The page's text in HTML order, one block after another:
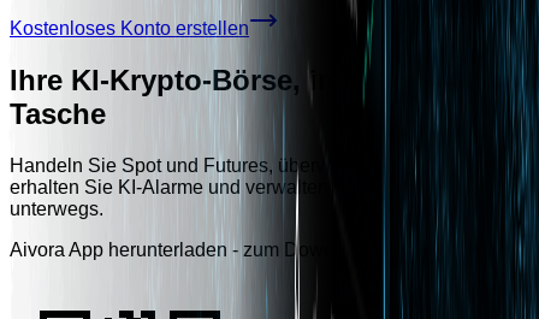
Kostenloses Konto erstellen
Ihre KI-Krypto-Börse, immer in Ihrer
Tasche
Handeln Sie Spot und Futures, überwachen Sie Positionen,
erhalten Sie KI-Alarme und verwalten Sie Ihr Konto auch
unterwegs.
Aivora App herunterladen - zum Download scannen